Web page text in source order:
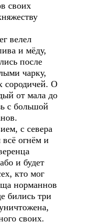
своих
велел
и мёду,
после
чарку,
сородичей. О
от мала до
с большой
с севера
огнём и
и будет
кто мог
норманнов
бились три
своих.